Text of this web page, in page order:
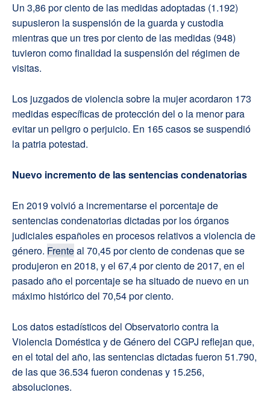
Un 3,86 por ciento de las medidas adoptadas (1.192)
supusieron la suspensión de la guarda y custodia
mientras que un tres por ciento de las medidas (948)
tuvieron como finalidad la suspensión del régimen de
visitas.
Los juzgados de violencia sobre la mujer acordaron 173
medidas específicas de protección del o la menor para
evitar un peligro o perjuicio. En 165 casos se suspendió
la patria potestad.
Nuevo incremento de las sentencias condenatorias
En 2019 volvió a incrementarse el porcentaje de
sentencias condenatorias dictadas por los órganos
judiciales españoles en procesos relativos a violencia de
género. Frenteal 70,45 por ciento de condenas que se
produjeron en 2018, y el 67,4 por ciento de 2017, en el
pasado año el porcentaje se ha situado de nuevo en un
máximo histórico del 70,54 por ciento.
Los datos estadísticos del Observatorio contra la
Violencia Doméstica y de Género del CGPJ reflejan que,
en el total del año, las sentencias dictadas fueron 51.790,
de las que 36.534 fueron condenas y 15.256,
absoluciones.